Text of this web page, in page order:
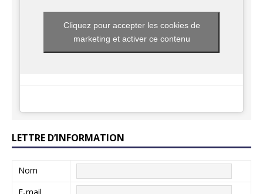
Cliquez pour accepter les cookies de
marketing et activer ce contenu
LETTRE D’INFORMATION
Nom